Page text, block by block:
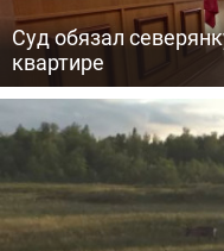
Суд обязал
квартире